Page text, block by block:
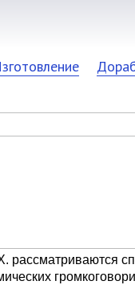
рассматриваются